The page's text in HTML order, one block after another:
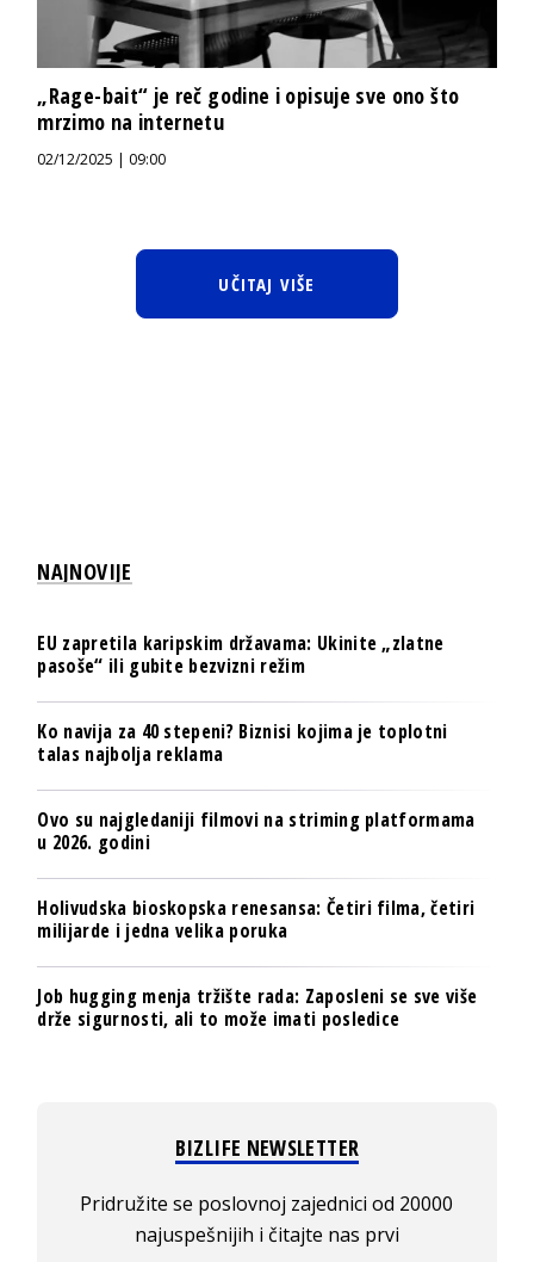
„Rage-bait“ je reč godine i opisuje sve ono što
mrzimo na internetu
02/12/2025 | 09:00
UČITAJ VIŠE
NAJNOVIJE
EU zapretila karipskim državama: Ukinite „zlatne
pasoše“ ili gubite bezvizni režim
Ko navija za 40 stepeni? Biznisi kojima je toplotni
talas najbolja reklama
Ovo su najgledaniji filmovi na striming platformama
u 2026. godini
Holivudska bioskopska renesansa: Četiri filma, četiri
milijarde i jedna velika poruka
Job hugging menja tržište rada: Zaposleni se sve više
drže sigurnosti, ali to može imati posledice
BIZLIFE NEWSLETTER
Pridružite se poslovnoj zajednici od 20000
najuspešnijih i čitajte nas prvi